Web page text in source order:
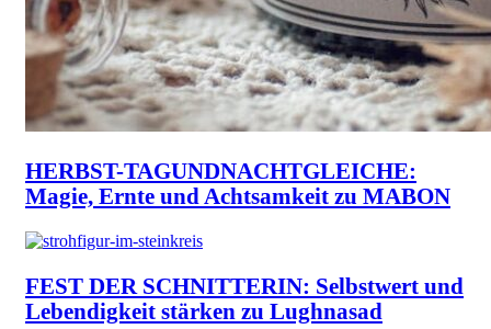
HERBST-TAGUNDNACHTGLEICHE:
Magie, Ernte und Achtsamkeit zu MABON
FEST DER SCHNITTERIN: Selbstwert und
Lebendigkeit stärken zu Lughnasad